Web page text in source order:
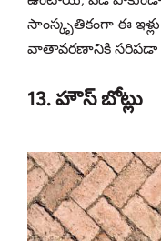
సాంస్కృతికంగా ఈ
వాతావరణానికి
13. హౌస్ బోట్లు